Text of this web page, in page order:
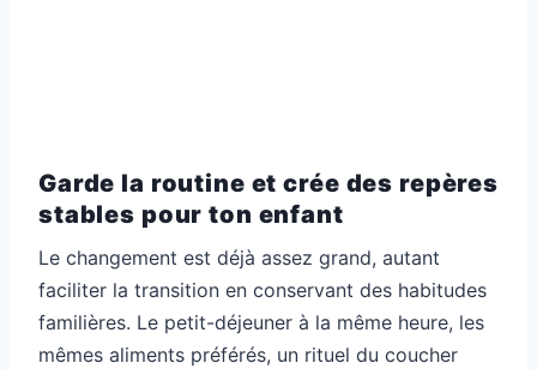
Garde la routine et crée des repères
stables pour ton enfant
Le changement est déjà assez grand, autant
faciliter la transition en conservant des habitudes
familières. Le petit-déjeuner à la même heure, les
mêmes aliments préférés, un rituel du coucher